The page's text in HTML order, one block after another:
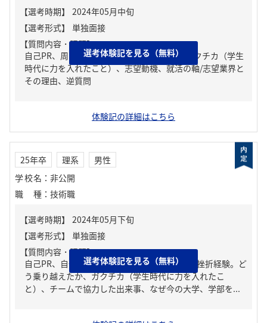
【質問内容・課題】
自己PR、周りからどんな人といわれる？、ガクチカ（学生
時代に力を入れたこと）、志望動機、就活の軸/志望業界と
その理由、逆質問
選考体験記を見る（無料）
体験記の詳細はこちら
25年卒 理系
男性
学校名 ： 非公開
職種 ： 技術職
【質問内容・課題】
自己PR、自分の強み/弱み、人生の中で大きな挫折経験。ど
う乗り越えたか、ガクチカ（学生時代に力を入れたこ
と）、チームで協力した出来事、なぜ今の大学、学部を...
選考体験記を見る（無料）